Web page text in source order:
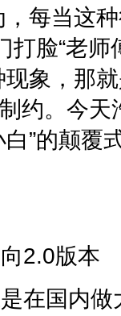
，每当这
打脸“老师
现象，那
约。今天
”的颠覆
2.0版本
在国内